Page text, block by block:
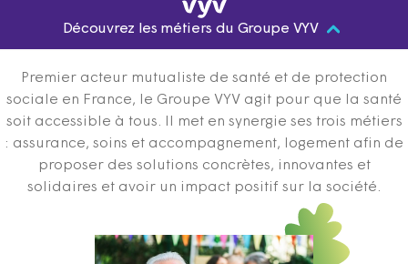
Découvrez les métiers du Groupe VYV
Premier acteur mutualiste de santé et de protection
sociale en France, le Groupe VYV agit pour que la santé
soit accessible à tous. Il met en synergie ses trois métiers
: assurance, soins et accompagnement, logement afin de
proposer des solutions concrètes, innovantes et
solidaires et avoir un impact positif sur la société.